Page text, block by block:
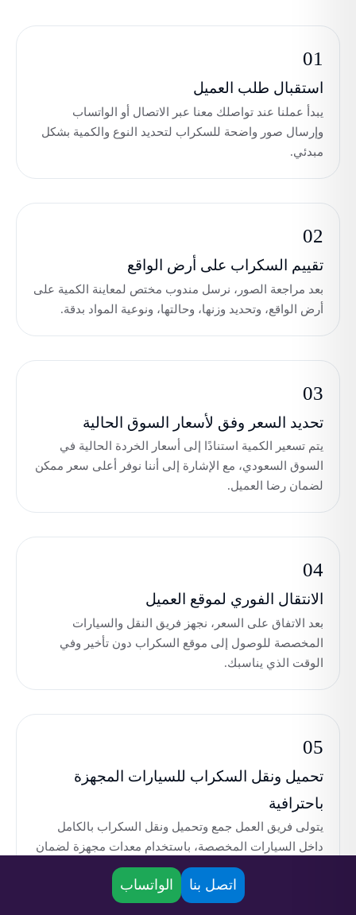
01
استقبال طلب العميل
يبدأ عملنا عند تواصلك معنا عبر الاتصال أو الواتساب
وإرسال صور واضحة للسكراب لتحديد النوع والكمية بشكل
مبدئي.
02
تقييم السكراب على أرض الواقع
بعد مراجعة الصور، نرسل مندوب مختص لمعاينة الكمية على
أرض الواقع، وتحديد وزنها، وحالتها، ونوعية المواد بدقة.
03
تحديد السعر وفق لأسعار السوق الحالية
يتم تسعير الكمية استنادًا إلى أسعار الخردة الحالية في
السوق السعودي، مع الإشارة إلى أننا نوفر أعلى سعر ممكن
لضمان رضا العميل.
04
الانتقال الفوري لموقع العميل
بعد الاتفاق على السعر، نجهز فريق النقل والسيارات
المخصصة للوصول إلى موقع السكراب دون تأخير وفي
الوقت الذي يناسبك.
05
تحميل ونقل السكراب للسيارات المجهزة
باحترافية
يتولى فريق العمل جمع وتحميل ونقل السكراب بالكامل
داخل السيارات المخصصة، باستخدام معدات مجهزة لضمان
سلامة المكان وسرعة التنفيذ.
اتصل بنا الواتساب